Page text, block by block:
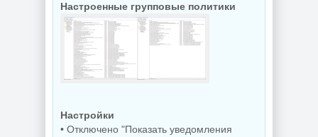
Windows 10
Enterprise 2019
LTSC Full Июль
2026
Windows 11 Pro
26H1 Build
28120.2546 by
OneSmiLe
Настроенные групповые политики
Настройки
• Отключено "Показать уведомления